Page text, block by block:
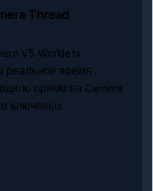
Thread
V5 Worklets
реальное время
прямо на Camera
ключевых